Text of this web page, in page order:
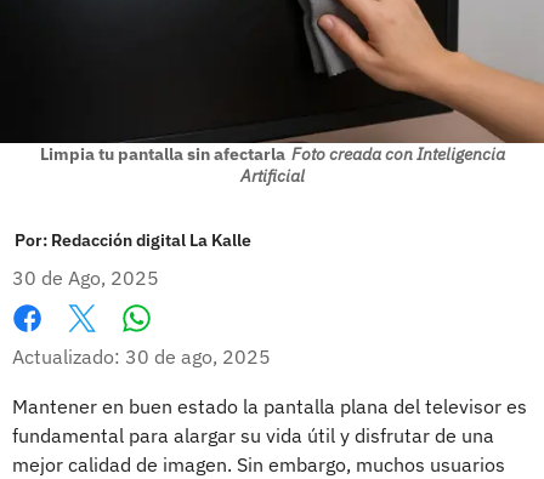
Limpia tu pantalla sin afectarla Foto creada con Inteligencia
Artificial
Por: Redacción digital La Kalle
30 de Ago, 2025
Facebook
X
Actualizado: 30 de ago, 2025
Mantener en buen estado la pantalla plana del televisor es
fundamental para alargar su vida útil y disfrutar de una
mejor calidad de imagen. Sin embargo, muchos usuarios